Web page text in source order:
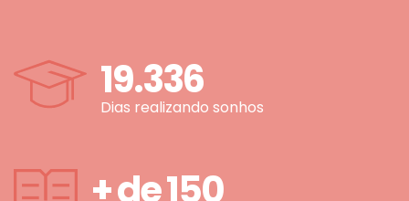
19.336
Dias realizando sonhos
+ de150